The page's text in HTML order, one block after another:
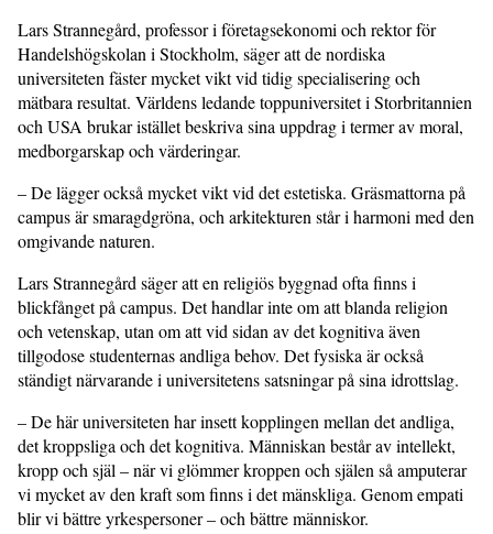
Lars Strannegård, professor i företagsekonomi och rektor för
Handelshögskolan i Stockholm, säger att de nordiska
universiteten fäster mycket vikt vid tidig specialisering och
mätbara resultat. Världens ledande toppuniversitet i Storbritannien
och USA brukar istället beskriva sina uppdrag i termer av moral,
medborgarskap och värderingar.
– De lägger också mycket vikt vid det estetiska. Gräsmattorna på
campus är smaragdgröna, och arkitekturen står i harmoni med den
omgivande naturen.
Lars Strannegård säger att en religiös byggnad ofta finns i
blickfånget på campus. Det handlar inte om att blanda religion
och vetenskap, utan om att vid sidan av det kognitiva även
tillgodose studenternas andliga behov. Det fysiska är också
ständigt närvarande i universitetens satsningar på sina idrottslag.
– De här universiteten har insett kopplingen mellan det andliga,
det kroppsliga och det kognitiva. Människan består av intellekt,
kropp och själ – när vi glömmer kroppen och själen så amputerar
vi mycket av den kraft som finns i det mänskliga. Genom empati
blir vi bättre yrkespersoner – och bättre människor.